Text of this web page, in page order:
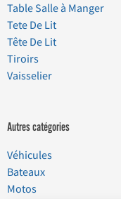
Table Salle à Manger
Tete De Lit
Tête De Lit
Tiroirs
Vaisselier
Autres catégories
Véhicules
Bateaux
Motos